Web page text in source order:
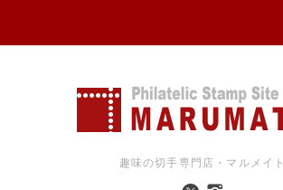
趣味の切手専門店・マルメイト